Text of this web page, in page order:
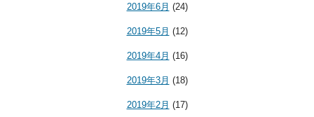
2019年6月 (24)
2019年5月 (12)
2019年4月 (16)
2019年3月 (18)
2019年2月 (17)